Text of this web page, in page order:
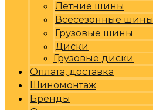
Летние шины
Всесезонные шины
Грузовые шины
Диски
Грузовые диски
Оплата, доставка
Шиномонтаж
Бренды